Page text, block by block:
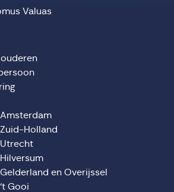
Valuas
Holland
en Overijssel
Gooi